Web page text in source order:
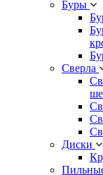
Буры
Сверла
Диски